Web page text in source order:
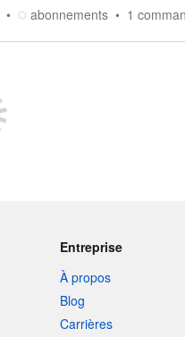
abonnements 1
Entreprise
À propos
Blog
Carrières